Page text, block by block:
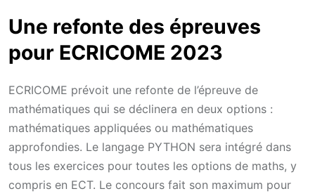
Une refonte des épreuves
pour ECRICOME 2023
ECRICOME prévoit une refonte de l’épreuve de
mathématiques qui se déclinera en deux options :
mathématiques appliquées ou mathématiques
approfondies. Le langage PYTHON sera intégré dans
tous les exercices pour toutes les options de maths, y
compris en ECT. Le concours fait son maximum pour